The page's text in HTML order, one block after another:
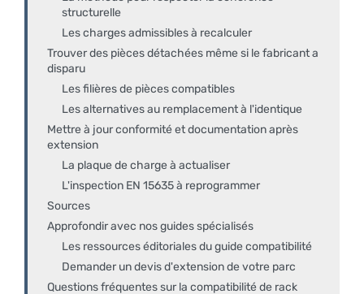
structurelle
Les charges admissibles à recalculer
Trouver des pièces détachées même si le fabricant a
disparu
Les filières de pièces compatibles
Les alternatives au remplacement à l'identique
Mettre à jour conformité et documentation après
extension
La plaque de charge à actualiser
L'inspection EN 15635 à reprogrammer
Sources
Approfondir avec nos guides spécialisés
Les ressources éditoriales du guide compatibilité
Demander un devis d'extension de votre parc
Questions fréquentes sur la compatibilité de rack